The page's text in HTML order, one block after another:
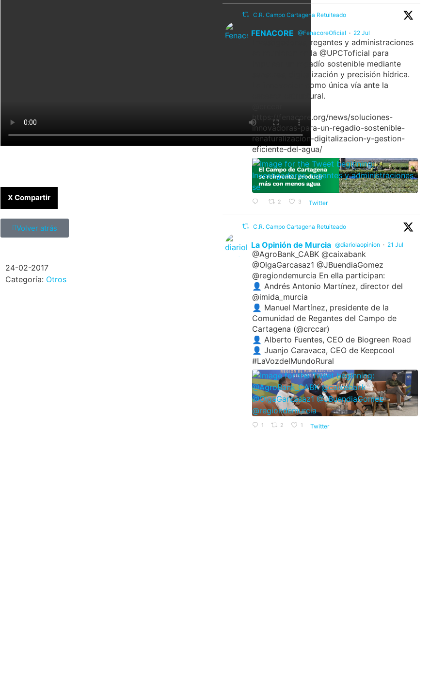
X Compartir
Volver atrás
24-02-2017
Categoría: Otros
C.R. Campo Cartagena Retuiteado
FENACORE @FenacoreOficial · 22 Jul
Investigadores, regantes y administraciones
se reunieron en la @UPCToficial para
impulsar un regadío sostenible mediante
sensores, digitalización y precisión hídrica.
La innovación como única vía ante la
escasez estructural.
https://fenacore.org/news/soluciones-
innovadoras-para-un-regadio-sostenible-
renaturalizacion-digitalizacion-y-gestion-
eficiente-del-agua/
2 3 Twitter
C.R. Campo Cartagena Retuiteado
La Opinión de Murcia @diariolaopinion · 21 Jul
@AgroBank_CABK @caixabank
@OlgaGarcasaz1 @JBuendiaGomez
@regiondemurcia En ella participan:
👤 Andrés Antonio Martínez, director del
@imida_murcia
👤 Manuel Martínez, presidente de la
Comunidad de Regantes del Campo de
Cartagena (@crccar)
👤 Alberto Fuentes, CEO de Biogreen Road
👤 Juanjo Caravaca, CEO de Keepcool
#LaVozdelMundoRural
1 2 1 Twitter